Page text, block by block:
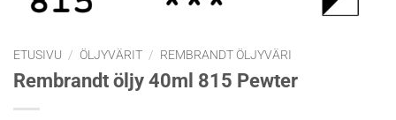
ETUSIVU / ÖLJYVÄRIT / REMBRANDT ÖLJYVÄRI
Rembrandt öljy 40ml 815 Pewter